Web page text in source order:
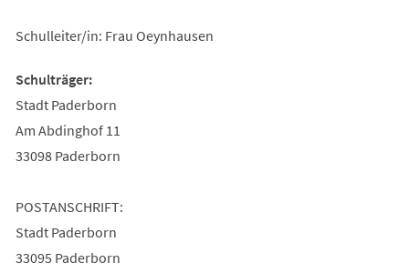
Schulleiter/in: Frau Oeynhausen
Schulträger:
Stadt Paderborn
Am Abdinghof 11
33098 Paderborn
POSTANSCHRIFT:
Stadt Paderborn
33095 Paderborn